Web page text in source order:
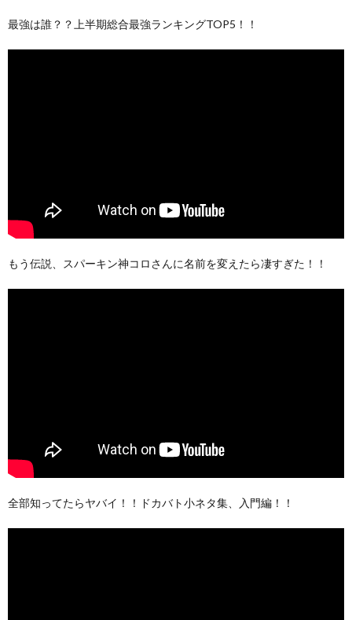
最強は誰？？上半期総合最強ランキングTOP5！！
もう伝説、スパーキン神コロさんに名前を変えたら凄すぎた！！
全部知ってたらヤバイ！！ドカバト小ネタ集、入門編！！